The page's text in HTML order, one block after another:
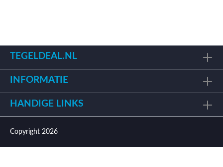
TEGELDEAL.NL
INFORMATIE
HANDIGE LINKS
Copyright 2026